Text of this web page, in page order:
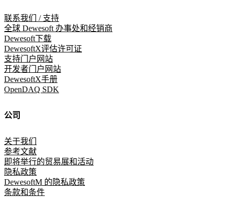
联系我们 / 支持
全球 Dewesoft 办事处和经销商
Dewesoft下载
DewesoftX评估许可证
支持门户网站
开发者门户网站
DewesoftX手册
OpenDAQ SDK
公司
关于我们
参考文献
即将举行的贸易展和活动
隐私政策
DewesoftM 的隐私政策
条款和条件